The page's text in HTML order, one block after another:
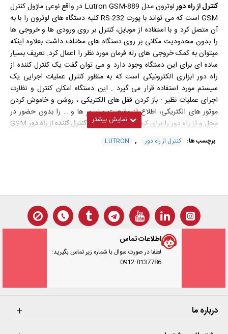
کنترل از راه دور
لوترون مدل Lutron GSM-889 در واقع نوعی ماژول کنترل
GSM است که می تواند با پورت RS-232 کلیه دستگاه های لوترون را با به
آن متصل کرد و با استفاده از موبایل، کنترل بر روی ورودی ها و خروجی ها
را بدون محدودیت مکانی بر روی دستگاه های مختلف داشت بعلاوه اینکه
میتوان به کمک خروجی های رله فرمان مورد نظر را اعمال کرد. تعریف بسیار
ساده ای برای این دستگاه وجود دارد و می توان گفت یک کنترل کننده از
راه دور ابزاری الکترونیکی است که به منظور کنترل عملیات اجرایی یک
سیستم مورد استفاده قرار می گیرد . این دستگاه امکان کنترل و نظارت
اجرای عملیات نظیر : باز کردن قفل های الکتریکی ، روشن و خاموش کردن
موتور های الکتریکی، اطلاع از وضعیت سنسور ها و … را بدون حضور در
محل و از راه دور را برای کربر فرهم کرده است. کنترل کننده از راه دور GSM
نوعی از کنترل کننده هاست که با استفاده از شبکه موبایل کنترل و نظارت از
راه دور را بدون هیچ محدودیت فاصله ای فراهم کرده است. همچنین
مشخصات فنی کنترل کننده از راه دور مدل
GSM-889 ساخت
LUTRON
قابلیت اتصال به دستگاههای با خروجی
موبایل بدون محدودیت مکانی
برچسب ها: کنترل از راه دور ,
LUTRON
اطلاعات تماس
لطفا در صورت سوال با شماره زیر تماس بگیرید:
0912-8137786
درباره ما